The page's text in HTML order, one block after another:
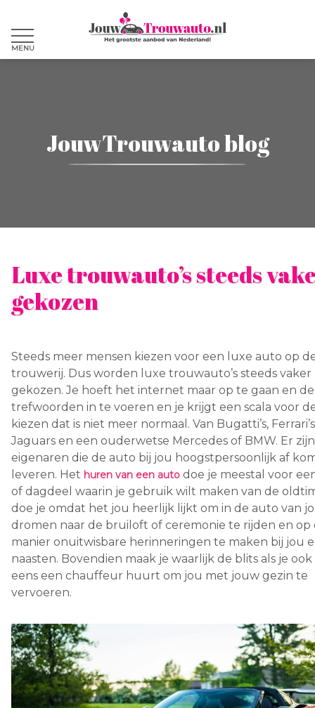
MENU
JouwTrouwauto blog
Luxe trouwauto’s steeds
gekozen
Steeds meer mensen kiezen voor een luxe auto op
trouwerij. Dus worden luxe trouwauto’s steeds vaker
gekozen. Je hoeft het internet maar op te gaan en
trefwoorden in te voeren en je krijgt een scala voor
kiezen dat is niet meer normaal. Van Bugatti’s,
Jaguars en een ouderwetse Mercedes of BMW. Er
eigenaren die de auto bij jou hoogstpersoonlijk af
leveren. Het huren van een auto doe je meestal voor
of dagdeel waarin je gebruik wilt maken van de
doe je omdat het jou heerlijk lijkt om in de auto van
dromen naar de bruiloft of ceremonie te rijden en op
manier onuitwisbare herinneringen te maken bij jou
naasten. Bovendien maak je waarlijk de blits als je
eens een chauffeur huurt om jou met jouw gezin te
vervoeren.